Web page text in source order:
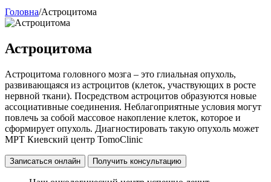
Головна/Астроцитома
Астроцитома
Астроцитома головного мозга – это глиальная опухоль,
развивающаяся из астроцитов (клеток, участвующих в росте
нервной ткани). Посредством астроцитов образуются новые
ассоциативные соединения. Неблагоприятные условия могут
повлечь за собой массовое накопление клеток, которое и
сформирует опухоль. Диагностировать такую ​​опухоль может
МРТ Киевский центр TomoClinic
Записаться онлайн Получить консультацию